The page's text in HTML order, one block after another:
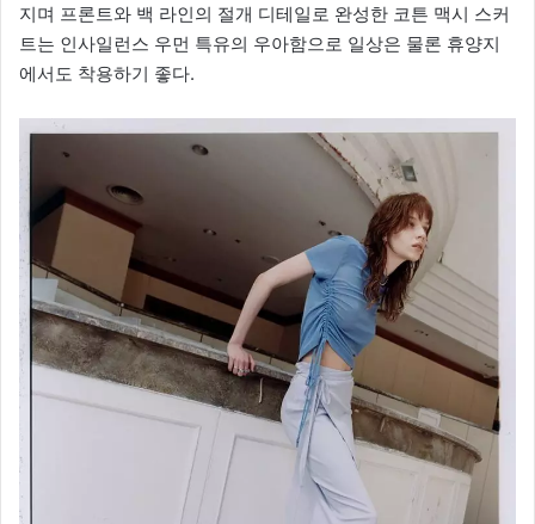
지며 프론트와 백 라인의 절개 디테일로 완성한 코튼 맥시 스커
트는 인사일런스 우먼 특유의 우아함으로 일상은 물론 휴양지
에서도 착용하기 좋다.